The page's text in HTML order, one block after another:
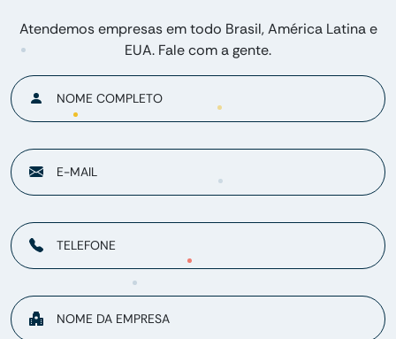
Atendemos empresas em todo Brasil, América Latina e
EUA. Fale com a gente.
NOME COMPLETO
E-MAIL
TELEFONE
NOME DA EMPRESA